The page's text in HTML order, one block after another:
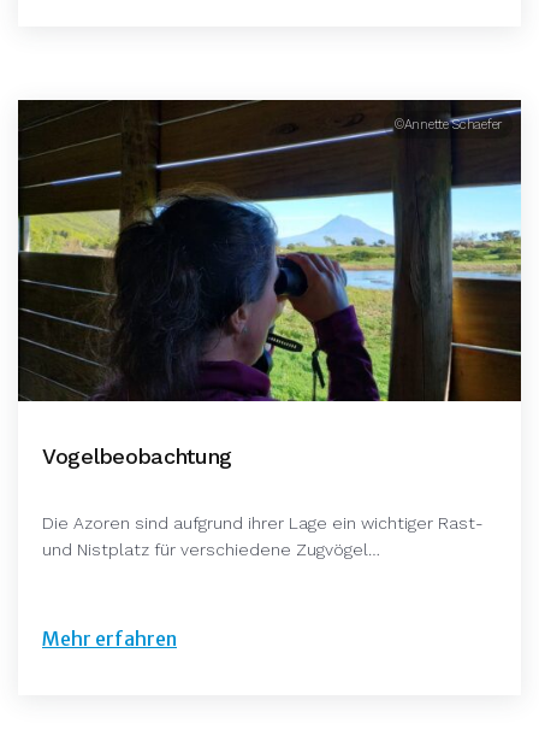
©Annette Schaefer
Vogelbeobachtung
Die Azoren sind aufgrund ihrer Lage ein wichtiger Rast-
und Nistplatz für verschiedene Zugvögel…
Mehr erfahren